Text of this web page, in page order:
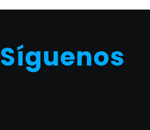
Síguenos